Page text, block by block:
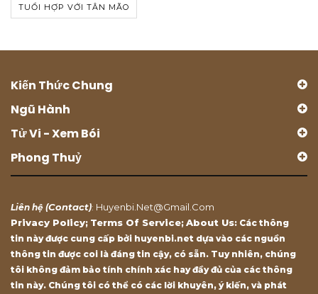
TUỔI HỢP VỚI TÂN MÃO
Kiến Thức Chung
Ngũ Hành
Tử Vi - Xem Bói
Phong Thuỷ
Liên hệ (Contact): Huyenbi.net@gmail.com
Privacy Policy; Terms Of Service; About Us: Các thông
tin này được cung cấp bởi huyenbi.net dựa vào các nguồn
thông tin được coi là đáng tin cậy, có sẵn. Tuy nhiên, chúng
tôi không đảm bảo tính chính xác hay đầy đủ của các thông
tin này. Chúng tôi có thể có các lời khuyên, ý kiến, và phát